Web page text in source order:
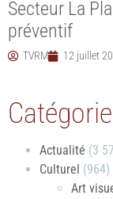
Secteur La
préventif
TVRM 12 juillet
Actualité (3
Culturel (964)
Art